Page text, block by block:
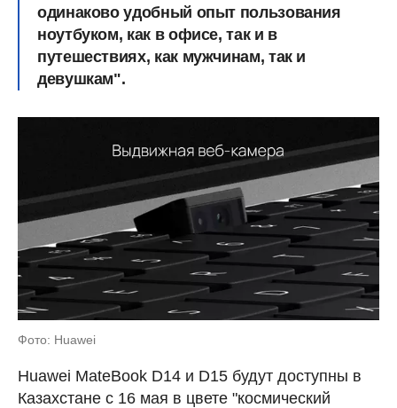
одинаково удобный опыт пользования
ноутбуком, как в офисе, так и в
путешествиях, как мужчинам, так и
девушкам".
Фото: Huawei
Huawei MateBook D14 и D15 будут доступны в
Казахстане с 16 мая в цвете "космический